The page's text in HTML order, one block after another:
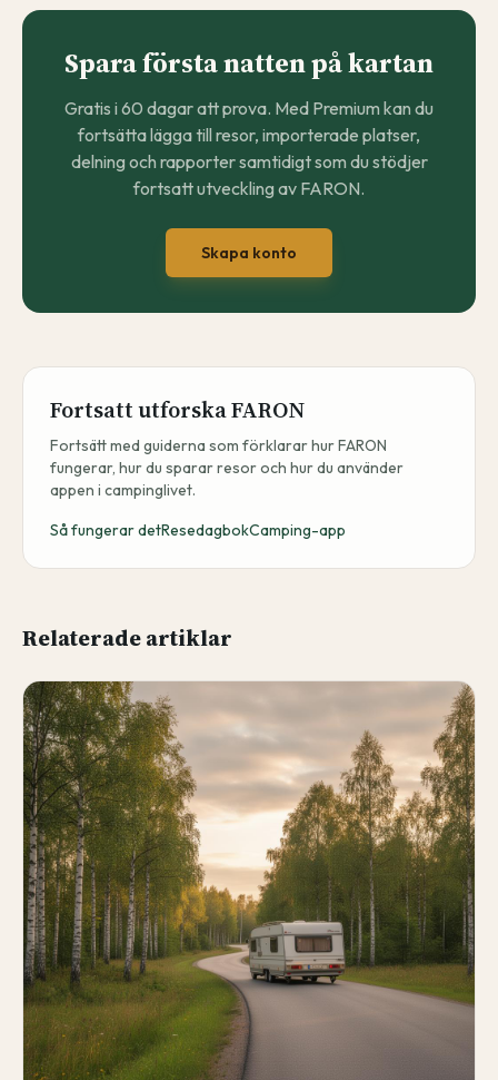
Spara första natten på kartan
Gratis i 60 dagar att prova. Med Premium kan du
fortsätta lägga till resor, importerade platser,
delning och rapporter samtidigt som du stödjer
fortsatt utveckling av FARON.
Skapa konto
Fortsatt utforska FARON
Fortsätt med guiderna som förklarar hur FARON
fungerar, hur du sparar resor och hur du använder
appen i campinglivet.
Så fungerar detResedagbokCamping-app
Relaterade artiklar